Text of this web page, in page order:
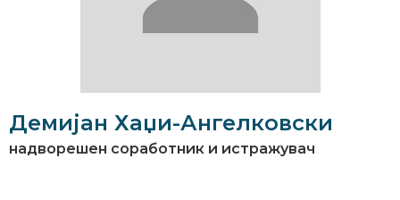
Демијан Хаџи-Ангелковски
надворешен соработник и истражувач